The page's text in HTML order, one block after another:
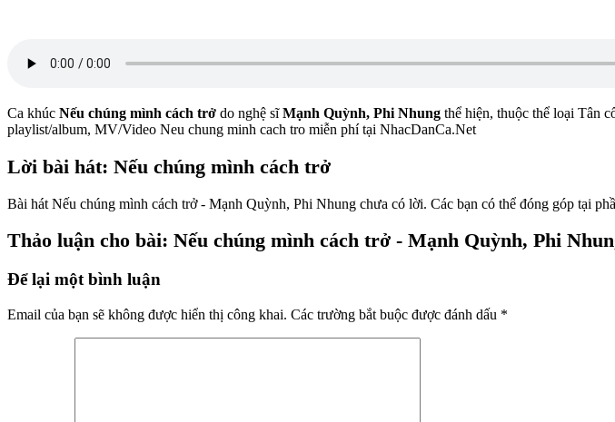
Ca khúc Nếu chúng mình cách trở do nghệ sĩMạnh Quỳnh, Phi Nhung thể hiện, thuộc thể loại Tân
playlist/album, MV/Video Neu chung minh cach tro miễn phí tại NhacDanCa.Net
Lời bài hát: Nếu chúng mình cách trở
Bài hát Nếu chúng mình cách trở - Mạnh Quỳnh, Phi Nhung chưa có lời. Các bạn có thể đóng góp tại
Thảo luận cho bài: Nếu chúng mình cách trở - Mạnh Quỳnh, Phi
Để lại một bình luận
Email của bạn sẽ không được hiển thị công khai. Các trường bắt buộc được đánh dấu *